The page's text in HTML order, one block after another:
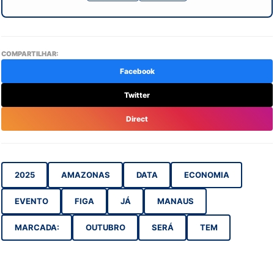
COMPARTILHAR:
Facebook
Twitter
Direct
2025 AMAZONAS DATA ECONOMIA
EVENTO FIGA JÁ MANAUS
MARCADA: OUTUBRO SERÁ TEM